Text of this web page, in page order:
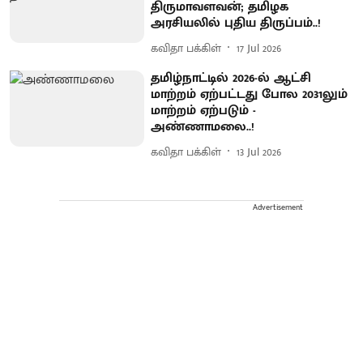
திருமாவளவன்; தமிழக
அரசியலில் புதிய திருப்பம்..!
கவிதா பக்கிள் 17 Jul 2026
தமிழ்நாட்டில் 2026-ல் ஆட்சி
மாற்றம் ஏற்பட்டது போல 2031லும்
மாற்றம் ஏற்படும் -
அண்ணாமலை..!
கவிதா பக்கிள் 13 Jul 2026
Advertisement